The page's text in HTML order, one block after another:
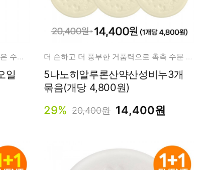
장벽구원 + 수분충만! 수분크림을 닮은 수분오일 더 순하고 더 풍부한 거품력으로 촉촉 수분 영양 클렌징!
5나노히알루론산약산성비누3개
묶음(개당 4,800원)
29% 20,400원 14,400원